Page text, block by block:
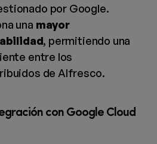
por Google.
una mayor
, permitiendo una
entre los
de Alfresco.
con Google Cloud